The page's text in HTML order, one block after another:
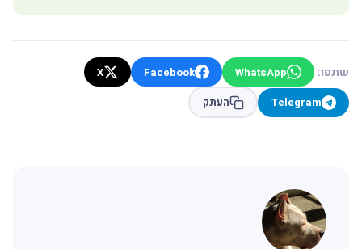
שתפו: WhatsApp
Facebook
X
Telegram
העתק